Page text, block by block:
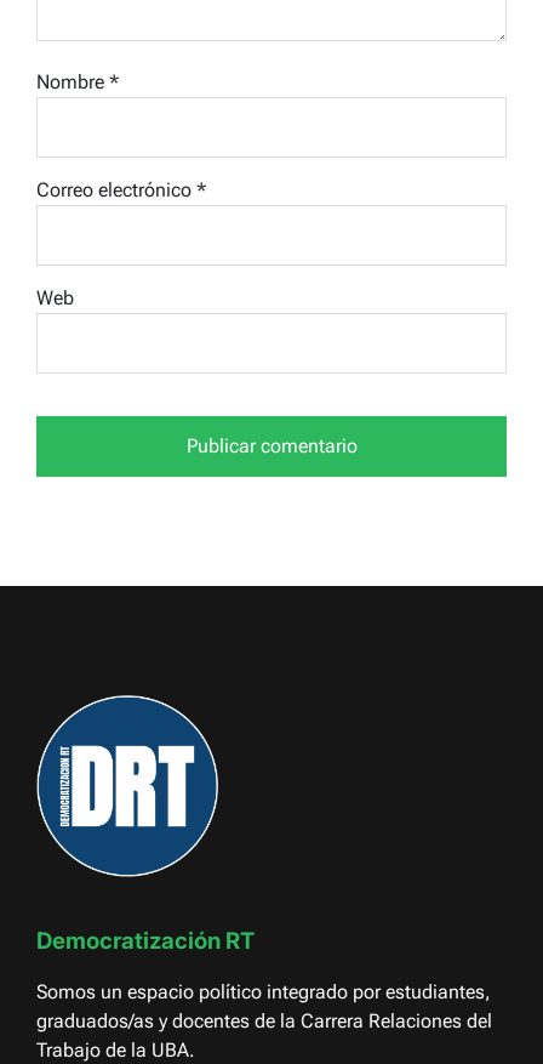
Nombre *
Correo electrónico *
Web
Democratización RT
Somos un espacio político integrado por estudiantes,
graduados/as y docentes de la Carrera Relaciones del
Trabajo de la UBA.